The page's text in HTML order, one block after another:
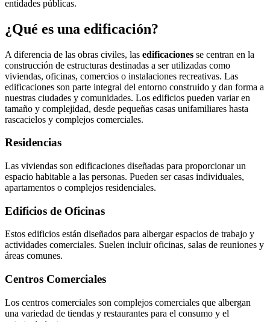
entidades públicas.
¿Qué es una edificación?
A diferencia de las obras civiles, las edificaciones se centran en la
construcción de estructuras destinadas a ser utilizadas como
viviendas, oficinas, comercios o instalaciones recreativas. Las
edificaciones son parte integral del entorno construido y dan forma a
nuestras ciudades y comunidades. Los edificios pueden variar en
tamaño y complejidad, desde pequeñas casas unifamiliares hasta
rascacielos y complejos comerciales.
Residencias
Las viviendas son edificaciones diseñadas para proporcionar un
espacio habitable a las personas. Pueden ser casas individuales,
apartamentos o complejos residenciales.
Edificios de Oficinas
Estos edificios están diseñados para albergar espacios de trabajo y
actividades comerciales. Suelen incluir oficinas, salas de reuniones y
áreas comunes.
Centros Comerciales
Los centros comerciales son complejos comerciales que albergan
una variedad de tiendas y restaurantes para el consumo y el